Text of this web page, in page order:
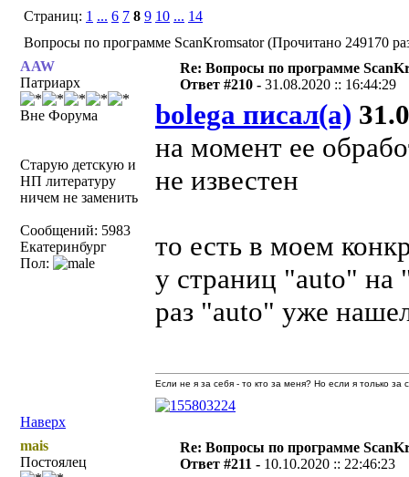
Страниц: 1 ... 6 7 8 9 10 ... 14
Вопросы по программе ScanKromsator (Прочитано 249170
AAW
Патриарх
Вне Форума
Старую детскую и
НП литературу
ничем не заменить
Сообщений: 5983
Екатеринбург
Пол:
Re: Вопросы по программе
Ответ #210 -31.08.2020 :: 16:44:29
bolega писал(а)
на момент ее
не известен
то есть в моем
у страниц "auto" на
раз "auto" уже
Наверх
Если не я за себя - то кто за меня? Но если я только
mais
Постоялец
Re: Вопросы по программе
Ответ #211 - 10.10.2020 :: 22:46:23